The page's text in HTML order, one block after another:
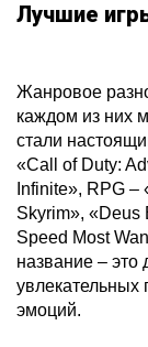
Лучшие
Жанровое
каждом из них
стали
«Call of Duty:
Infinite», RPG
Skyrim», «Deus
Speed Most
название – это
увлекательных
эмоций.